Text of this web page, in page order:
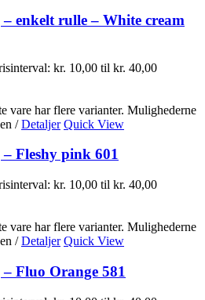
enkelt rulle – White cream
kr. 10,00 til kr. 40,00
vare har flere varianter. Mulighederne
/ Detaljer Quick View
Fleshy pink 601
kr. 10,00 til kr. 40,00
vare har flere varianter. Mulighederne
/ Detaljer Quick View
Fluo Orange 581